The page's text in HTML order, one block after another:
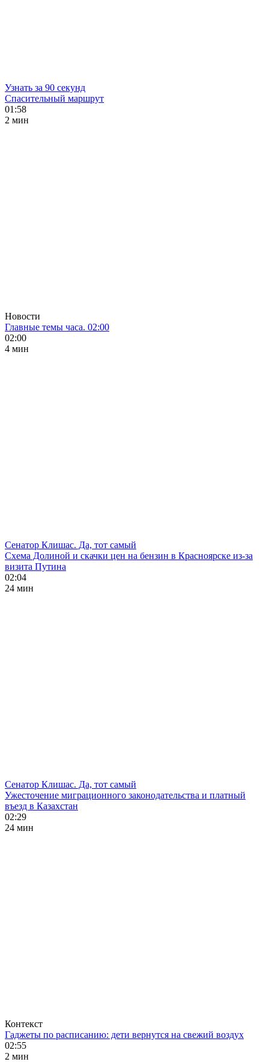
Узнать за 90 секунд
Спасительный маршрут
01:58
2 мин
Новости
Главные темы часа. 02:00
02:00
4 мин
Сенатор Клишас. Да, тот самый
Схема Долиной и скачки цен на бензин в Красноярске из-за
визита Путина
02:04
24 мин
Сенатор Клишас. Да, тот самый
Ужесточение миграционного законодательства и платный
въезд в Казахстан
02:29
24 мин
Контекст
Гаджеты по расписанию: дети вернутся на свежий воздух
02:55
2 мин